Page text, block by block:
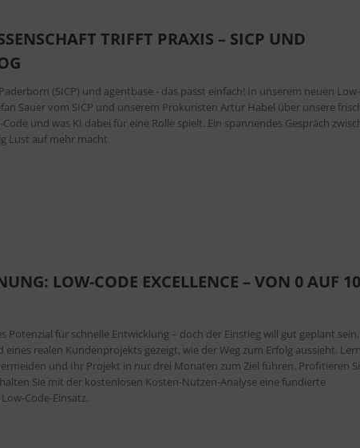
TRIFFT PRAXIS – SICP UND
(SICP) und agentbase - das passt einfach! In unserem neuen Low-
Sauer vom SICP und unserem Prokuristen Artur Habel über unsere
und was KI dabei für eine Rolle spielt. Ein spannendes Gespräch
Lust auf mehr macht.
LOW-CODE EXCELLENCE – VON 0 AUF
Potenzial für schnelle Entwicklung – doch der Einstieg will gut geplant
realen Kundenprojekts gezeigt, wie der Weg zum Erfolg aussieht.
und Ihr Projekt in nur drei Monaten zum Ziel führen. Profitieren
Sie mit der kostenlosen Kosten-Nutzen-Analyse eine fundierte
Code-Einsatz.